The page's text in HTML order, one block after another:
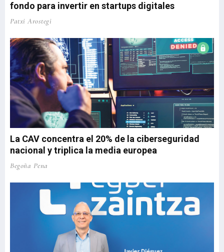
fondo para invertir en startups digitales
Patxi Arostegi
La CAV concentra el 20% de la ciberseguridad
nacional y triplica la media europea
Begoña Pena